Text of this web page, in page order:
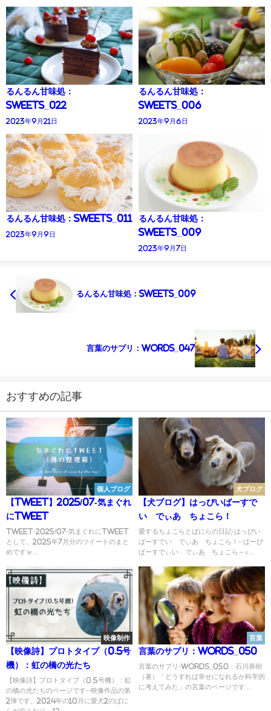
るんるん甘味処：
Sweets_022
2023年9月21日
るんるん甘味処：
Sweets_006
2023年9月6日
るんるん甘味処：Sweets_011
2023年9月9日
るんるん甘味処：
Sweets_009
2023年9月7日
るんるん甘味処：Sweets_009
言葉のサプリ：Words_047
おすすめの記事
個人ブログ
【Tweet】2025/07-気まぐれ
にTweet
Tweet-2025/07-気まぐれにTweet
として、2025年7月分のツイートのまと
めですｗ...
犬ブログ
【犬ブログ】はっぴいばーすで
い でぃあ ちょこら！
愛するちょこらとばにらの日記-はっぴい
ばーすでい でぃあ ちょこら！--はーぴ
ばーすでぃい でぃあ ちょこら～♪...
映像制作
【映像詩】プロトタイプ（0.5号
機）：虹の橋の光たち
【映像詩】プロトタイプ（0.5号機）：虹
の橋の光たちのページです--映像作品の第
2弾です。2024年の10月に愛犬2のばに
言葉
言葉のサプリ：Words_050
言葉のサプリ-Words_050：石川善樹
（著）「どうすれば幸せになれるか科学的
に考えてみた」の言葉のページです...